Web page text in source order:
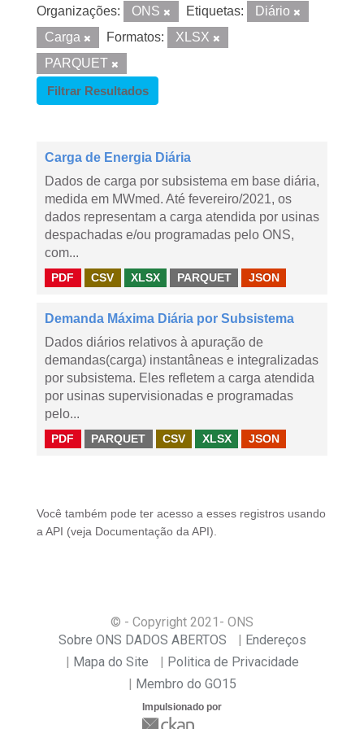
Organizações: ONS Etiquetas:
Diário
Carga
Formatos:
XLSX
PARQUET
Filtrar Resultados
Carga de Energia Diária
Dados de carga por subsistema em base diária,
medida em MWmed. Até fevereiro/2021, os
dados representam a carga atendida por usinas
despachadas e/ou programadas pelo ONS,
com...
PDF CSV XLSX PARQUET JSON
Demanda Máxima Diária por Subsistema
Dados diários relativos à apuração de
demandas(carga) instantâneas e integralizadas
por subsistema. Eles refletem a carga atendida
por usinas supervisionadas e programadas
pelo...
PDF PARQUET CSV XLSX JSON
Você também pode ter acesso a esses registros usando
a API (veja Documentação da API ).
© - Copyright 2021 - ONS
Sobre ONS DADOS ABERTOS
Endereços
Mapa do Site
Politica de Privacidade
Membro do GO15
Impulsionado por